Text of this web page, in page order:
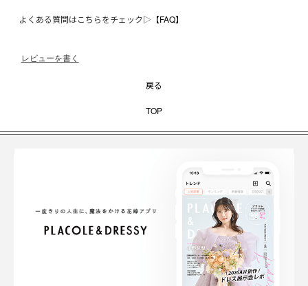
よくある質問はこちらをチェック▷ 【FAQ】
レビューを書く
戻る
TOP